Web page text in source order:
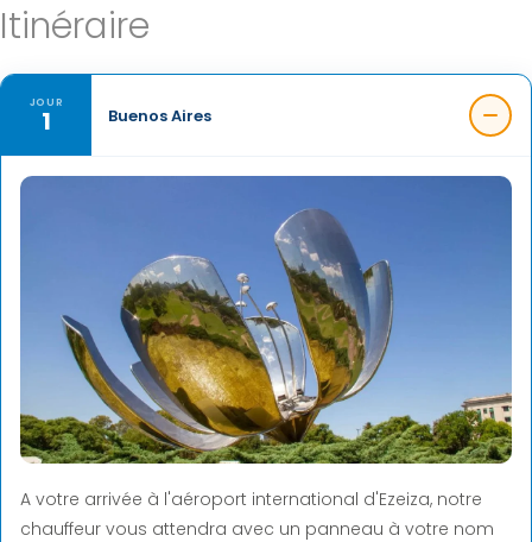
Itinéraire
JOUR
1 Buenos Aires
A votre arrivée à l'aéroport international d'Ezeiza, notre
chauffeur vous attendra avec un panneau à votre nom